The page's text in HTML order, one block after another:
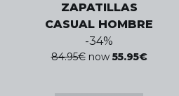
ZAPATILLAS
CASUAL HOMBRE
-34%
84.95€ now 55.95€